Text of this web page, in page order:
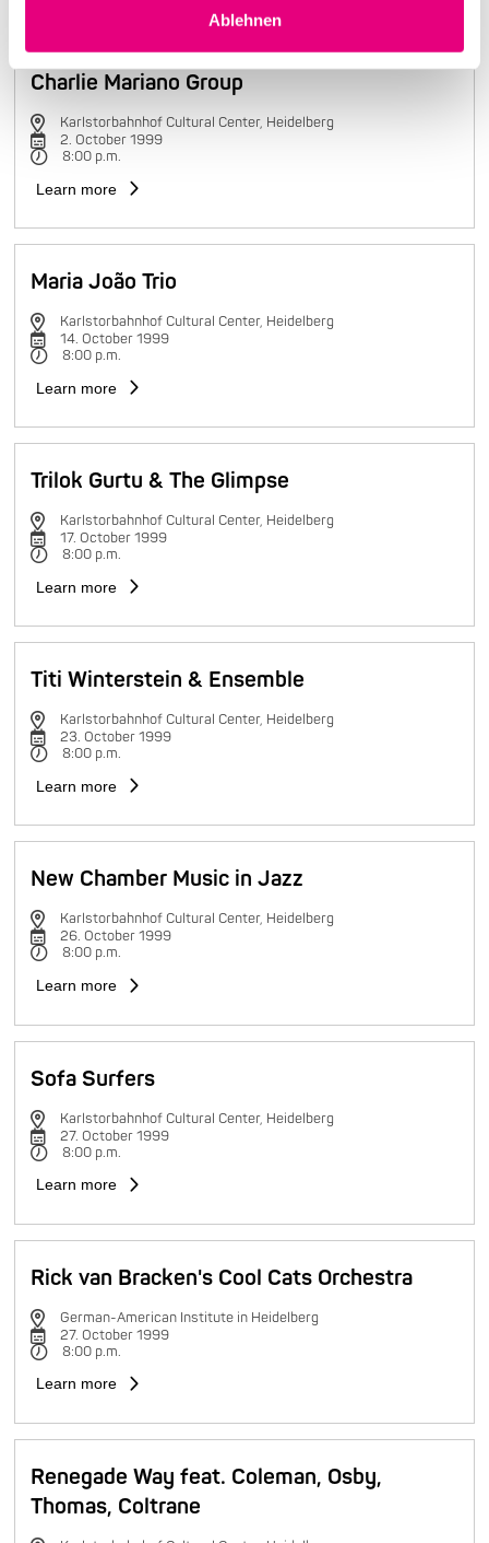
Ablehnen
Charlie Mariano Group
Karlstorbahnhof Cultural Center, Heidelberg
2. October 1999
8:00 p.m.
Learn more
Maria João Trio
Karlstorbahnhof Cultural Center, Heidelberg
14. October 1999
8:00 p.m.
Learn more
Trilok Gurtu & The Glimpse
Karlstorbahnhof Cultural Center, Heidelberg
17. October 1999
8:00 p.m.
Learn more
Titi Winterstein & Ensemble
Karlstorbahnhof Cultural Center, Heidelberg
23. October 1999
8:00 p.m.
Learn more
New Chamber Music in Jazz
Karlstorbahnhof Cultural Center, Heidelberg
26. October 1999
8:00 p.m.
Learn more
Sofa Surfers
Karlstorbahnhof Cultural Center, Heidelberg
27. October 1999
8:00 p.m.
Learn more
Rick van Bracken's Cool Cats Orchestra
German-American Institute in Heidelberg
27. October 1999
8:00 p.m.
Learn more
Renegade Way feat. Coleman, Osby,
Thomas, Coltrane